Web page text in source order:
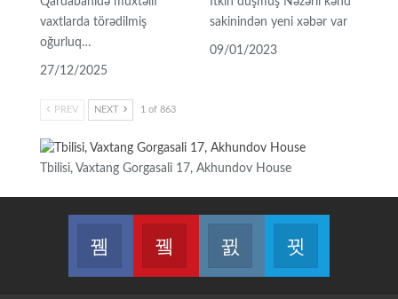
vaxtlarda törədilmiş
oğurluq…
27/12/2025
sakinindən yeni xəbər var
09/01/2023
PREV NEXT 1 of 863
Tbilisi, Vaxtang Gorgasali 17, Akhundov House
Join us on FacebookJoin us on YoutubeJoin us on Instagram